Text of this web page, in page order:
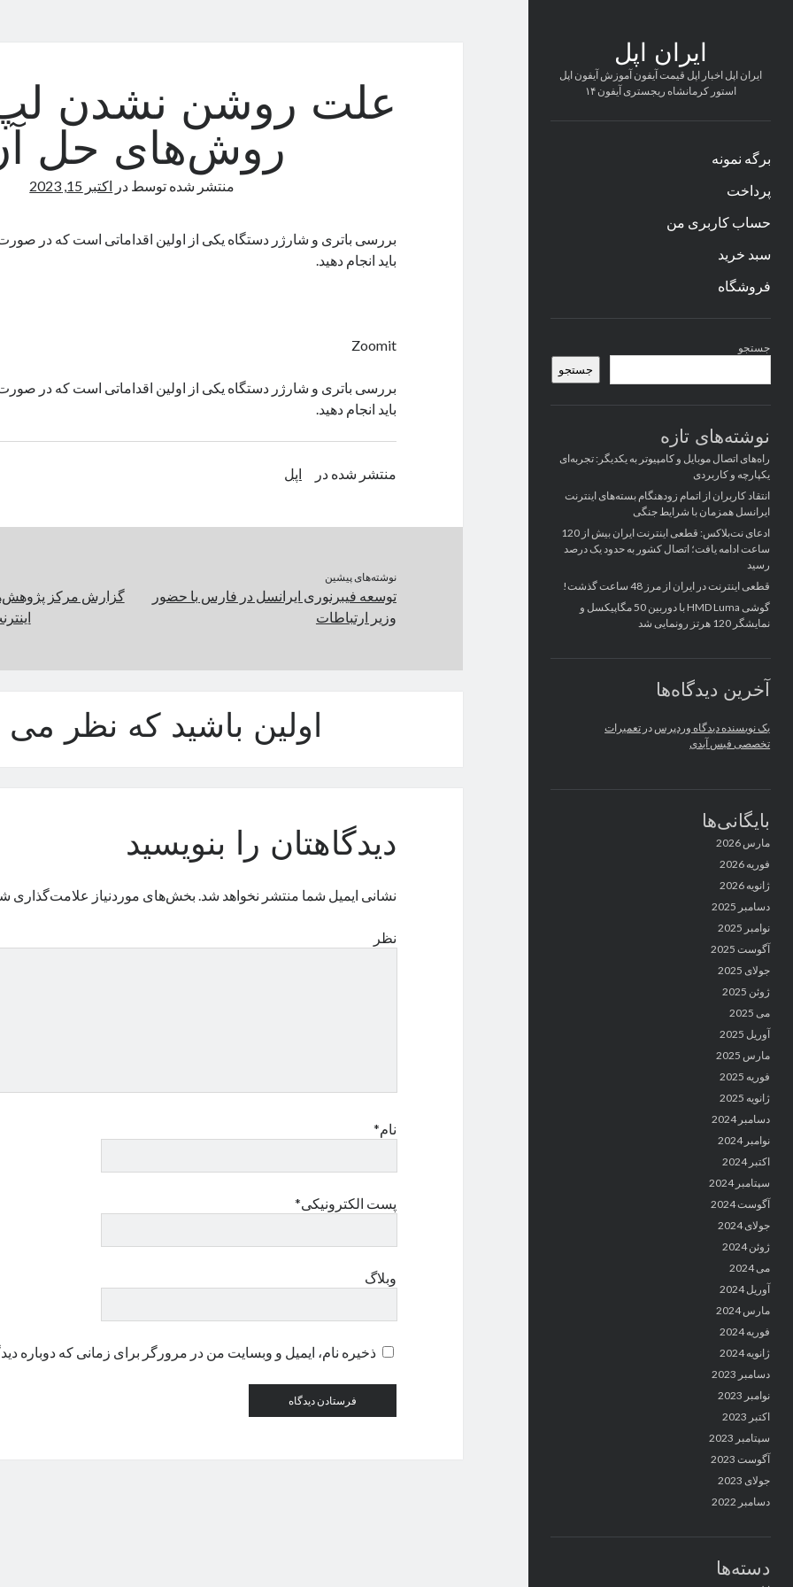
ایران اپل
ایران اپل اخبار اپل قیمت آیفون آموزش آیفون اپل
استور کرمانشاه ریجستری آیفون ۱۴
برگه نمونه
پرداخت
حساب کاربری من
سبد خرید
فروشگاه
کناری
جستجو
جستجو
نوشته‌های تازه
راه‌های اتصال موبایل و کامپیوتر به یکدیگر: تجربه‌ای
یکپارچه و کاربردی
انتقاد کاربران از اتمام زودهنگام بسته‌های اینترنت
ایرانسل همزمان با شرایط جنگی
ادعای نت‌بلاکس: قطعی اینترنت ایران بیش از 120
ساعت ادامه یافت؛ اتصال کشور به حدود یک درصد
رسید
قطعی اینترنت در ایران از مرز 48 ساعت گذشت!
گوشی HMD Luma با دوربین 50 مگاپیکسل و
نمایشگر 120 هرتز رونمایی شد
آخرین دیدگاه‌ها
یک نویسنده دیدگاه وردپرس در تعمیرات
تخصصی فیس آیدی
بایگانی‌ها
مارس 2026
فوریه 2026
ژانویه 2026
دسامبر 2025
نوامبر 2025
آگوست 2025
جولای 2025
ژوئن 2025
می 2025
آوریل 2025
مارس 2025
فوریه 2025
ژانویه 2025
دسامبر 2024
نوامبر 2024
اکتبر 2024
سپتامبر 2024
آگوست 2024
جولای 2024
ژوئن 2024
می 2024
آوریل 2024
مارس 2024
فوریه 2024
ژانویه 2024
دسامبر 2023
نوامبر 2023
اکتبر 2023
سپتامبر 2023
آگوست 2023
جولای 2023
دسامبر 2022
دسته‌ها
علت روشن نشدن
روش‌های حل
منتشر شده توسط در اکتبر 15, 2023
بررسی باتری و شارژر دستگاه یکی از اولین اقداماتی است که در
باید انجام دهید.
Zoomit
بررسی باتری و شارژر دستگاه یکی از اولین اقداماتی است که در
باید انجام دهید.
منتشر شده در اپل
نوشته‌های پیشین
توسعه فیبرنوری ایرانسل در فارس با حضور
وزیر ارتباطات
گزارش مرکز
اولین باشید که نظر می
دیدگاهتان را بنویسید
نشانی ایمیل شما منتشر نخواهد شد. بخش‌های موردنیاز علامت‌گذاری
نظر
نام*
پست الکترونیکی*
وبلاگ
ذخیره نام، ایمیل و وبسایت من در مرورگر برای زمانی که دوباره